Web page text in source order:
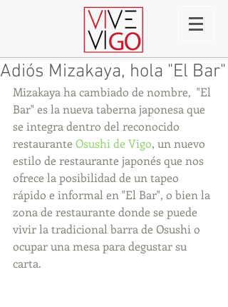
Adiós Mizakaya, hola "El Bar"
Mizakaya ha cambiado de nombre,  "El
Bar" es la nueva taberna japonesa que
se integra dentro del reconocido
restaurante Osushi de Vigo, un nuevo
estilo de restaurante japonés que nos
ofrece la posibilidad de un tapeo
rápido e informal en "El Bar", o bien la
zona de restaurante donde se puede
vivir la tradicional barra de Osushi o
ocupar una mesa para degustar su
carta.